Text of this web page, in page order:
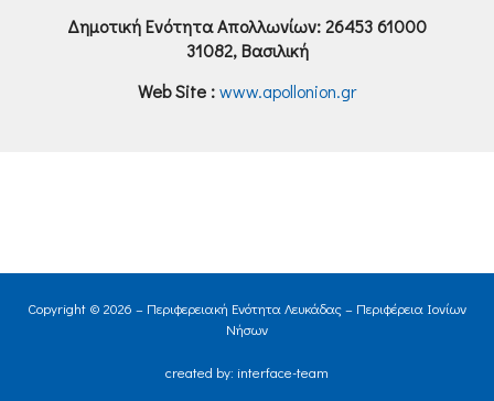
Δημοτική Ενότητα Απολλωνίων: 26453 61000
31082, Βασιλική
Web Site :www.apollonion.gr
Copyright © 2026 – Περιφερειακή Ενότητα Λευκάδας – Περιφέρεια Ιονίων
Νήσων
created by: interface-team